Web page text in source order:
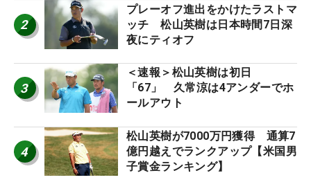
2
プレーオフ進出をかけたラストマ
ッチ 松山英樹は日本時間7日深
夜にティオフ
3
＜速報＞松山英樹は初日
「67」 久常涼は4アンダーでホ
ールアウト
4
松山英樹が7000万円獲得 通算7
億円越えでランクアップ【米国男
子賞金ランキング】